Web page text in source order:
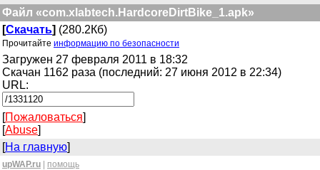
Файл «com.xlabtech.HardcoreDirtBike_1.apk»
[Скачать] (280.2Кб)
Прочитайте информацию по безопасности
Загружен 27 февраля 2011 в 18:32
Скачан 1162 раза (последний: 27 июня 2012 в 22:34)
URL:
[Пожаловаться]
[Abuse]
[На главную]
upWAP.ru помощь